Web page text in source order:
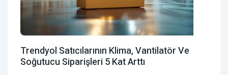
Trendyol Satıcılarının Klima, Vantilatör ‎ve
Soğutucu Siparişleri 5 Kat Arttı